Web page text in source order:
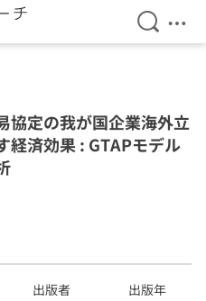
検索を
メ
協定の我が国企業海外立
経済効果 : GTAPモデル
出版者 出版年